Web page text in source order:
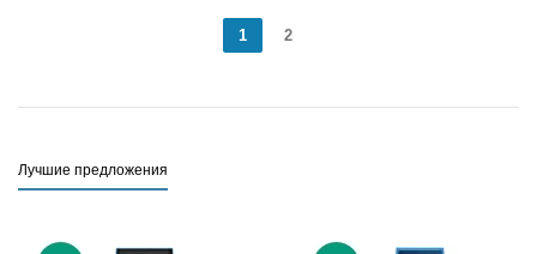
1 2
Лучшие предложения